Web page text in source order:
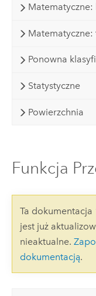
Matematyczne:
Ponowna
Statystyczne
Powierzchnia
Funkcja
Ta dokumentacja
jest już
nieaktualne.
dokumentacją.